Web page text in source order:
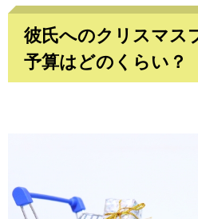
彼氏へのクリスマス
予算はどのくらい？